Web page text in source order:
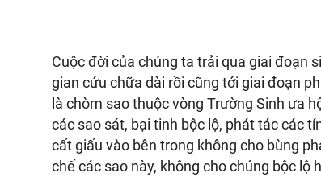
Cuộc đời của chúng ta trải qua giai đoạn
gian cứu chữa dài rồi cũng tới giai đoạn
là chòm sao thuộc vòng Trường Sinh ưa
các sao sát, bại tinh bộc lộ, phát tác các
cất giấu vào bên trong không cho bùng
chế các sao này, không cho chúng bộc lộ